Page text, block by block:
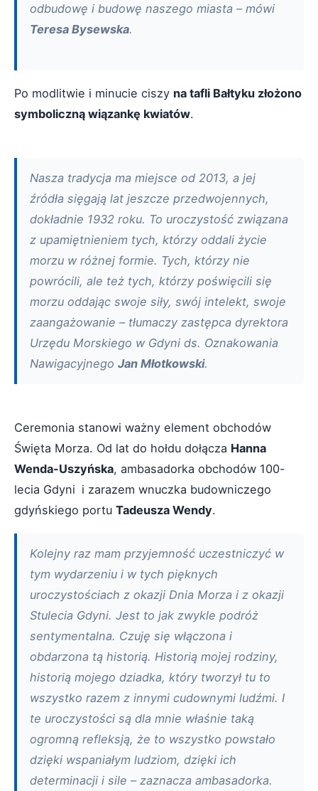
odbudowę i budowę naszego miasta – mówi
Teresa Bysewska.
Po modlitwie i minucie ciszy na tafli Bałtyku złożono
symboliczną wiązankę kwiatów.
Nasza tradycja ma miejsce od 2013, a jej
źródła sięgają lat jeszcze przedwojennych,
dokładnie 1932 roku. To uroczystość związana
z upamiętnieniem tych, którzy oddali życie
morzu w różnej formie. Tych, którzy nie
powrócili, ale też tych, którzy poświęcili się
morzu oddając swoje siły, swój intelekt, swoje
zaangażowanie – tłumaczy zastępca dyrektora
Urzędu Morskiego w Gdyni ds. Oznakowania
Nawigacyjnego Jan Młotkowski.
Ceremonia stanowi ważny element obchodów
Święta Morza. Od lat do hołdu dołącza Hanna
Wenda-Uszyńska, ambasadorka obchodów 100-
lecia Gdyni i zarazem wnuczka budowniczego
gdyńskiego portu Tadeusza Wendy.
Kolejny raz mam przyjemność uczestniczyć w
tym wydarzeniu i w tych pięknych
uroczystościach z okazji Dnia Morza i z okazji
Stulecia Gdyni. Jest to jak zwykle podróż
sentymentalna. Czuję się włączona i
obdarzona tą historią. Historią mojej rodziny,
historią mojego dziadka, który tworzył tu to
wszystko razem z innymi cudownymi ludźmi. I
te uroczystości są dla mnie właśnie taką
ogromną refleksją, że to wszystko powstało
dzięki wspaniałym ludziom, dzięki ich
determinacji i sile – zaznacza ambasadorka.